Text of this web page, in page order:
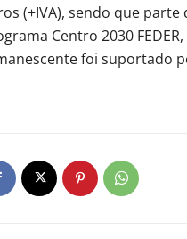
(+IVA), sendo que
Centro 2030
foi suportado